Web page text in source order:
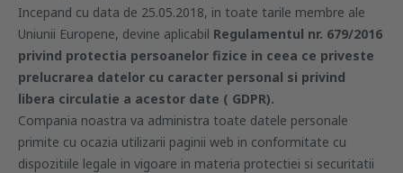
Incepand cu data de 25.05.2018, in toate tarile membre ale
Uniunii Europene, devine aplicabil Regulamentul nr. 679/2016
privind protectia persoanelor fizice in ceea ce priveste
prelucrarea datelor cu caracter personal si privind
libera circulatie a acestor date ( GDPR).
Compania noastra va administra toate datele personale
primite cu ocazia utilizarii paginii web in conformitate cu
dispozitiile legale in vigoare in materia protectiei si securitatii